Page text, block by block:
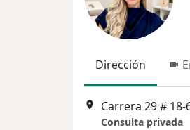
Dirección
Carrera 29 #
Consulta privada